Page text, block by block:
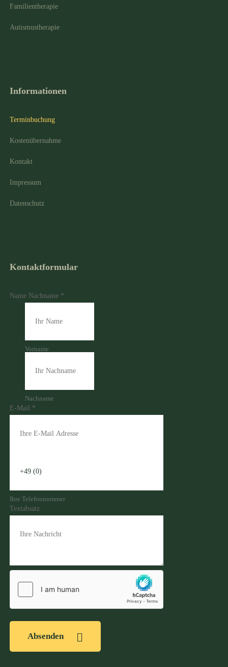
Familientherapie
Autismustherapie
Informationen
Terminbuchung
Kostenübernahme
Kontakt
Impressum
Datenschutz
Kontaktformular
Name Nachname *
Vorname
Nachname
E-Mail *
Ihre Telefonnummer
Textabsatz
Absenden